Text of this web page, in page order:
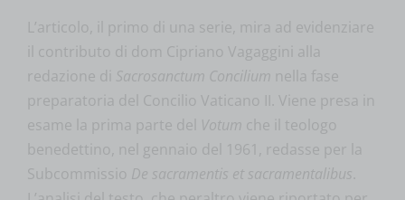
L’articolo, il primo di una serie, mira ad evidenziare
il contributo di dom Cipriano Vagaggini alla
redazione di Sacrosanctum Concilium nella fase
preparatoria del Concilio Vaticano II. Viene presa in
esame la prima parte del Votum che il teologo
benedettino, nel gennaio del 1961, redasse per la
Subcommissio De sacramentis et sacramentalibus